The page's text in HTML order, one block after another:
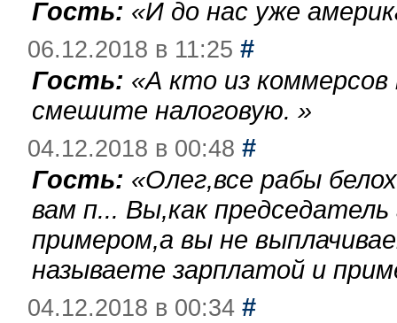
Гость: «И до нас уже
06.12.2018 в 11:25 #
Гость: «А кто из
смешите налоговую. »
04.12.2018 в 00:48 #
Гость: «Олег,все рабы
вам п... Вы,как
примером,а вы не
называете зарплатой и
04.12.2018 в 00:34 #